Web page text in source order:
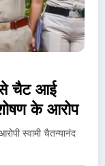
से चैट आई
के आरोप
स्वामी चैतन्यानंद